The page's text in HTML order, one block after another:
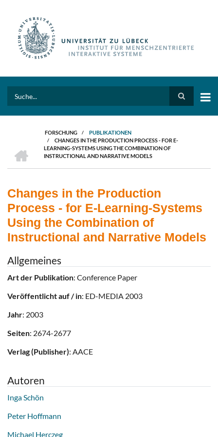
PFADNAVIGATION
FORSCHUNG / PUBLIKATIONEN
/
CHANGES IN THE PRODUCTION PROCESS - FOR E-
LEARNING-SYSTEMS USING THE COMBINATION OF
INSTRUCTIONAL AND NARRATIVE MODELS
Changes in the Production
Process - for E-Learning-Systems
Using the Combination of
Instructional and Narrative Models
Allgemeines
Art der Publikation: Conference Paper
Veröffentlicht auf / in: ED-MEDIA 2003
Jahr: 2003
Seiten: 2674-2677
Verlag (Publisher): AACE
Autoren
Inga Schön
Peter Hoffmann
Michael Herczeg